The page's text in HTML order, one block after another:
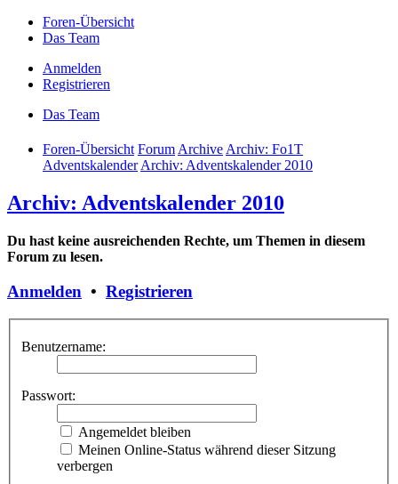
Foren-Übersicht
Das Team
Anmelden
Registrieren
Das Team
Foren-Übersicht ForumArchiveArchiv: Fo1T
AdventskalenderArchiv: Adventskalender 2010
Archiv: Adventskalender 2010
Du hast keine ausreichenden Rechte, um Themen in diesem
Forum zu lesen.
Anmelden • Registrieren
Benutzername:
Passwort:
Angemeldet bleiben
Meinen Online-Status während dieser Sitzung
verbergen